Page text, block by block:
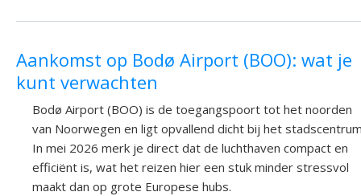
Aankomst op Bodø Airport (BOO): wat je
kunt verwachten
Bodø Airport (BOO) is de toegangspoort tot het noorden
van Noorwegen en ligt opvallend dicht bij het
In mei 2026 merk je direct dat de luchthaven compact en
efficiënt is, wat het reizen hier een stuk minder stressvol
maakt dan op grote Europese hubs.